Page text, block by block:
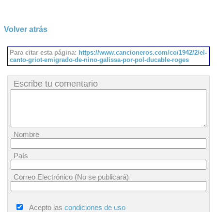
Volver atrás
Para citar esta página: https://www.cancioneros.com/co/1942/2/el-
canto-griot-emigrado-de-nino-galissa-por-pol-ducable-roges
Escribe tu comentario
Nombre
País
Correo Electrónico (No se publicará)
Acepto las condiciones de uso